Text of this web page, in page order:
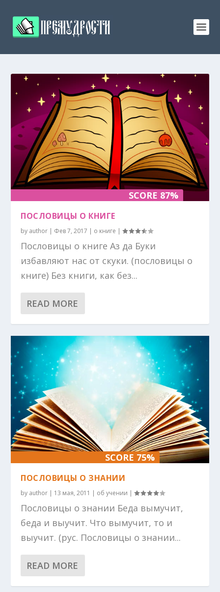
SCORE 87%
ПОСЛОВИЦЫ О КНИГЕ
by author | Фев 7, 2017 | о книге |
Пословицы о книге Аз да Буки
избавляют нас от скуки. (пословицы о
книге) Без книги, как без...
READ MORE
SCORE 75%
ПОСЛОВИЦЫ О ЗНАНИИ
by author | 13 мая, 2011 | об учении |
Пословицы о знании Беда вымучит,
беда и выучит. Что вымучит, то и
выучит. (рус. Пословицы о знании...
READ MORE